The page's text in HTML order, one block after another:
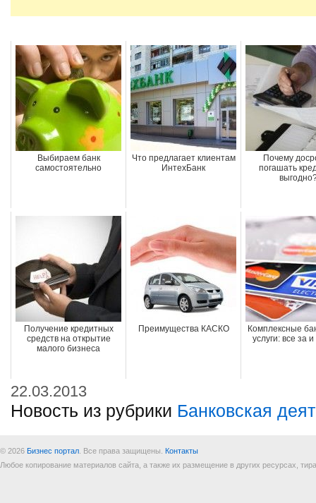
Выбираем банк
самостоятельно
Что предлагает клиентам
ИнтехБанк
Почему
погашать
Получение кредитных
средств на открытие
малого бизнеса
Преимущества КАСКО
Комплексные
услуги: все за
22.03.2013
Новость из рубрики Банковская
© 2026 Бизнес портал . Все права защищены. Контакты
Любое копирование материалов сайта, а также их размещение в других ресурсах,